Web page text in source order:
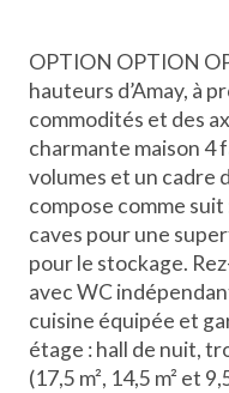
OPTION OPTION
hauteurs d’Amay, à
commodités et des
charmante maison 4
volumes et un cadre
compose comme suit
caves pour une
pour le stockage.
avec WC
cuisine équipée et
étage : hall de nuit,
(17,5 m², 14,5 m² et